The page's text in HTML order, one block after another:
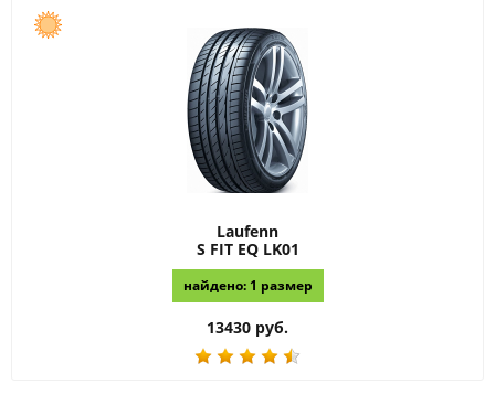
Laufenn
S FIT EQ LK01
найдено: 1 размер
13430 руб.